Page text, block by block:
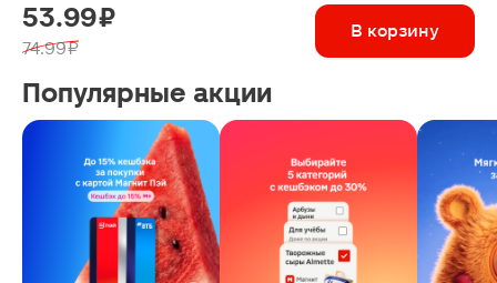
53.99 ₽
74.99 ₽
В корзину
Популярные акции